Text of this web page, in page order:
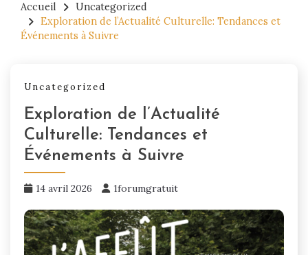
Accueil
Uncategorized
Exploration de l’Actualité Culturelle: Tendances et
Événements à Suivre
Uncategorized
Exploration de l’Actualité
Culturelle: Tendances et
Événements à Suivre
14 avril 2026 1forumgratuit